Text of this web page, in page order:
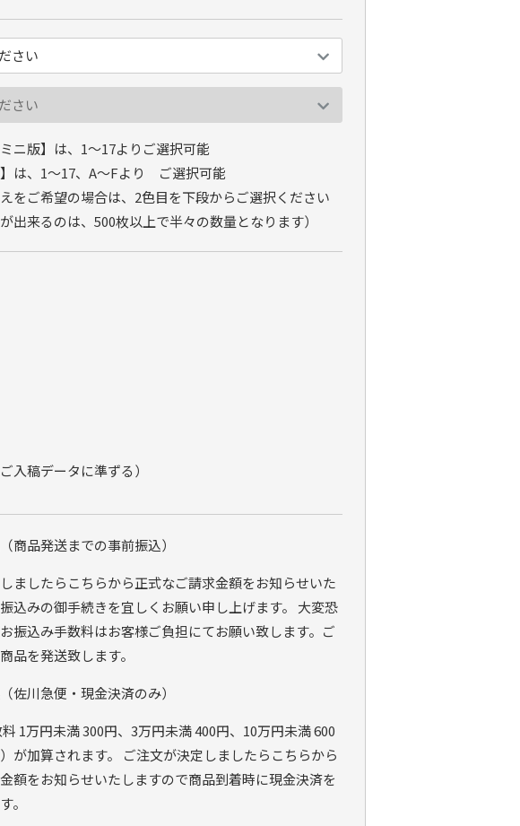
ミニ版】は、1〜17よりご選択可能
】は、1〜17、A〜Fより ご選択可能
をご希望の場合は、2色目を下段からご選択ください
が出来るのは、500枚以上で半々の数量となります）
入稿データに準ずる）
商品発送までの事前振込）
ましたらこちらから正式なご請求金額をお知らせいた
込みの御手続きを宜しくお願い申し上げます。 大変恐
振込み手数料はお客様ご負担にてお願い致します。ご
品を発送致します。
佐川急便・現金決済のみ）
1万円未満 300円、3万円未満 400円、10万円未満 600
が加算されます。 ご注文が決定しましたらこちらから
額をお知らせいたしますので商品到着時に現金決済を
。